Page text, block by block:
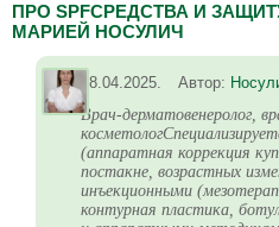
ПРО SPFСРЕДСТВА И
МАРИЕЙ НОСУЛИЧ
18.04.2025. Автор:
Врач-дерматовенеролог,
(аппаратная коррекция
постакне, возрастных
инъекционными
контурная пластика,